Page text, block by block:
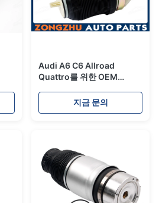
Audi A6 C6 Allroad
Quattro를 위한 OEM
지금 문의